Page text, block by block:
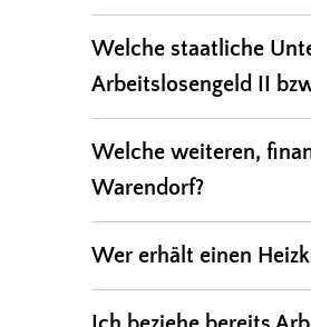
Welche staatliche
Arbeitslosengeld II
Welche weiteren,
Warendorf?
Wer erhält einen